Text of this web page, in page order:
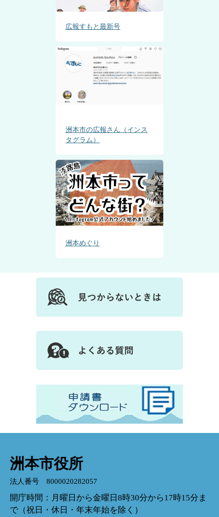
広報すもと最新号
洲本市の広報さん（インス
タグラム）
洲本めぐり
洲本市役所
法人番号 8000020282057
開庁時間：月曜日から金曜日8時30分から17時15分ま
で（祝日・休日・年末年始を除く）